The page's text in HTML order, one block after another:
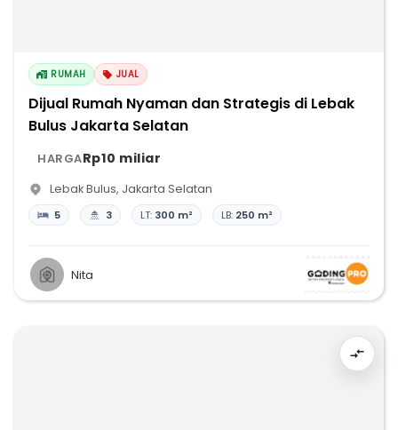
RUMAH JUAL
Dijual Rumah Nyaman dan Strategis di Lebak
Bulus Jakarta Selatan
HARGARp10 miliar
Lebak Bulus, Jakarta Selatan
5 3 LT: 300 m² LB: 250 m²
Nita